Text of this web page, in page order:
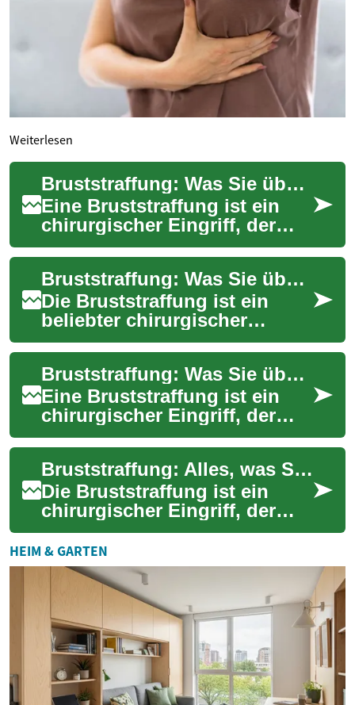
Weiterlesen
Bruststraffung: Was Sie über diesen ästhetischen Eingriff wissen sollten
Eine Bruststraffung ist ein
chirurgischer Eingriff, der
darauf abzielt, die Form und
Position der Brust zu
verbessern...
Bruststraffung: Was Sie über diese ästhetische Behandlung wissen sollten
Die Bruststraffung ist ein
beliebter chirurgischer
Eingriff, der darauf abzielt,
erschlaffte Brüste zu heben
und zu f...
Bruststraffung: Was Sie über diese beliebte ästhetische Behandlung wissen sollten
Eine Bruststraffung ist ein
chirurgischer Eingriff, der
darauf abzielt, die Form und
Position der Brüste zu
verbesser...
Bruststraffung: Alles, was Sie wissen müssen
Die Bruststraffung ist ein
chirurgischer Eingriff, der
vielen Frauen zu einem
verbesserten Körpergefühl
verhilft. Bei...
HEIM & GARTEN